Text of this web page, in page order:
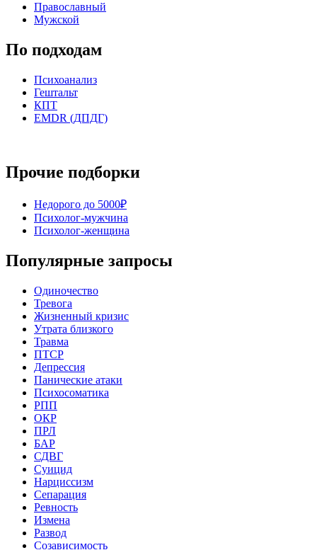
Православный
Мужской
По подходам
Психоанализ
Гештальт
КПТ
EMDR (ДПДГ)
Прочие подборки
Недорого до 5000₽
Психолог-мужчина
Психолог-женщина
Популярные запросы
Одиночество
Тревога
Жизненный кризис
Утрата близкого
Травма
ПТСР
Депрессия
Панические атаки
Психосоматика
РПП
ОКР
ПРЛ
БАР
СДВГ
Суицид
Нарциссизм
Сепарация
Ревность
Измена
Развод
Созависимость